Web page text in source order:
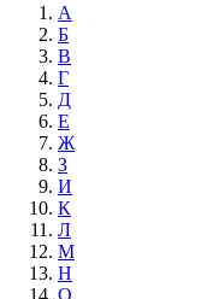
А
Б
В
Г
Д
Е
Ж
З
И
К
Л
М
Н
О